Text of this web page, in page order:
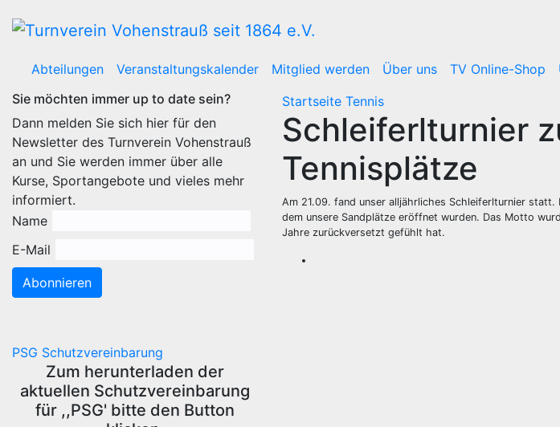
Inhalt
Abteilungen
Veranstaltungskalender Mitglied werden Über uns TV Online-Shop
Sie möchten immer up to date sein?
Dann melden Sie sich hier für den
Newsletter des Turnverein Vohenstrauß
an und Sie werden immer über alle
Kurse, Sportangebote und vieles mehr
informiert.
Name
E-Mail
Abonnieren
PSG Schutzvereinbarung
Zum herunterladen der
aktuellen Schutzvereinbarung
für ,,PSG' bitte den Button
Startseite Tennis
Schleiferlturnier
Tennisplätze
Am 21.09. fand unser alljährliches Schleiferlturnier statt.
dem unsere Sandplätze eröffnet wurden. Das Motto
Jahre zurückversetzt gefühlt hat.